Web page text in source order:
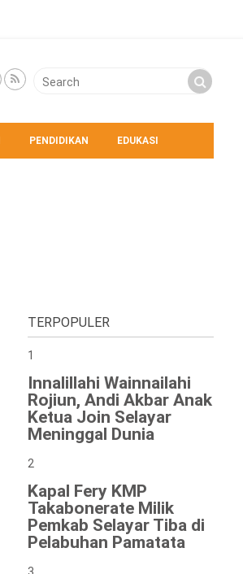
PENDIDIKAN EDUKASI
TERPOPULER
1
Innalillahi Wainnailahi
Rojiun, Andi Akbar Anak
Ketua Join Selayar
Meninggal Dunia
2
Kapal Fery KMP
Takabonerate Milik
Pemkab Selayar Tiba di
Pelabuhan Pamatata
3